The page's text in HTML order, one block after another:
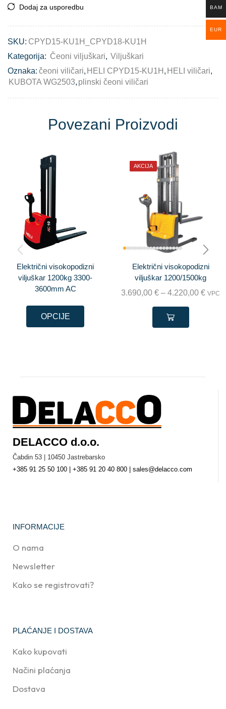
Dodaj za usporedbu
SKU: CPYD15-KU1H_CPYD18-KU1H
Kategorija: Čeoni viljuškari, Viljuškari
Oznaka: čeoni viličari, HELI CPYD15-KU1H , HELI viličari,
KUBOTA WG2503, plinski čeoni viličari
Povezani Proizvodi
Električni visokopodizni
viljuškar 1200kg 3300-
3600mm AC
OPCIJE
AKCIJA
Električni visokopodizni
viljuškar 1200/1500kg
3.690,00€ –4.220,00€ VPC
DELACCO d.o.o.
Čabdin 53 | 10450 Jastrebarsko
+385 91 25 50 100 | +385 91 20 40 800 | sales@delacco.com
INFORMACIJE
O nama
Newsletter
Kako se registrovati?
PLAĆANJE I DOSTAVA
Kako kupovati
Načini plaćanja
Dostava
BAM
EUR